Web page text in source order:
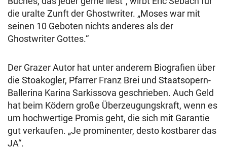
die uralte Zunft der Ghostwriter. „Moses war mit
seinen 10 Geboten nichts anderes als der
Ghostwriter Gottes.“
Der Grazer Autor hat unter anderem Biografien über
die Stoakogler, Pfarrer Franz Brei und Staatsopern-
Ballerina Karina Sarkissova geschrieben. Auch Geld
hat beim Ködern große Überzeugungskraft, wenn es
um hochwertige Promis geht, die sich mit Garantie
gut verkaufen. „Je prominenter, desto kostbarer das
JA“.